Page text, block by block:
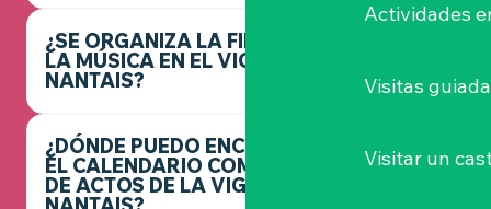
Actividades
Visitas
Visitar un
¿SE ORGANIZA LA FIESTA DE
LA MÚSICA EN EL VIGNOBLE
NANTAIS?
¿DÓNDE PUEDO ENCONTRAR
EL CALENDARIO COMPLETO
DE ACTOS DE LA VIGNOBLE